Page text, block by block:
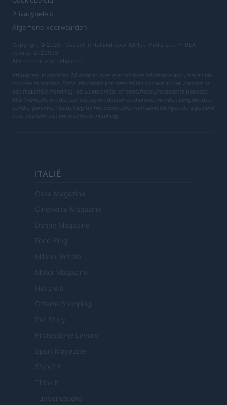
Privacybeleid
Algemene voorwaarden
Copyright © 2026 · Gepost in Holland door AdHub Media S.r.l. — REA-
nummer 2729933
Alle rechten voorbehouden
Vrijwaring: Investeren 24 doet er alles aan om haar informatie accuraat en up-
to-date te houden. Deze informatie kan verschillen van wat u ziet wanneer u
een financiële instelling, serviceprovider of specifieke productsite bezoekt.
Alle financiële producten, inkoopproducten en diensten worden aangeboden
zonder garantie. Raadpleeg bij het beoordelen van aanbiedingen de algemene
voorwaarden van uw financiële instelling.
ITALIË
Casa Magazine
Cineverse Magazine
Donne Magazine
Food Blog
Milano Notizie
Motor Magazine
Notizie.it
Offerte Shopping
Pet Story
Professione Lavoro
Sport Magazine
Style24
Think.it
Tuobenessere